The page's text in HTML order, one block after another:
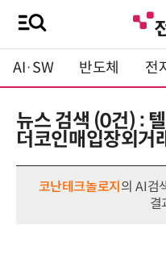
AI·SW 반도체 전
뉴스 검색 (0건) :
더코인매입장외거
코난테크놀로지 의 AI검
결